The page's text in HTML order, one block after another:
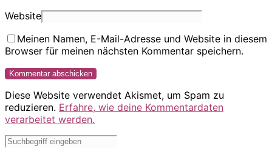
Website
Meinen Namen, E-Mail-Adresse und Website in diesem
Browser für meinen nächsten Kommentar speichern.
Diese Website verwendet Akismet, um Spam zu
reduzieren. Erfahre, wie deine Kommentardaten
verarbeitet werden.